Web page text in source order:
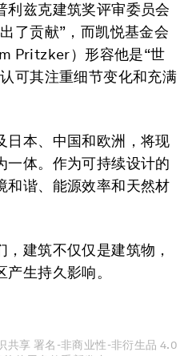
利兹克建筑奖评审委员会
了贡献”，而凯悦基金会
Pritzker）形容他是“世
可其注重细节变化和充满
日本、中国和欧洲，将现
一体。作为可持续设计的
和谐、能源效率和天然材
建筑不仅仅是建筑物，
生持久影响。
共享 署名-非商业性-非衍生品 4.0